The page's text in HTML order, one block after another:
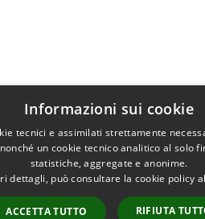
Informazioni sui cookie
tecnici e assimilati strettamente
un cookie tecnico analitico al solo
statistiche, aggregate e anonime.
dettagli, può consultare la cookie policy
ACCETTA TUTTO RIFIUTA